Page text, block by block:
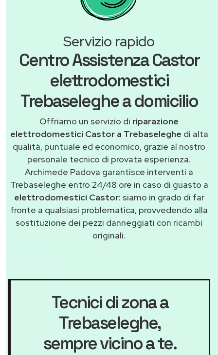
Servizio rapido
Centro Assistenza Castor
elettrodomestici
Trebaseleghe a domicilio
Offriamo un servizio di riparazione
elettrodomestici Castor a Trebaseleghe di alta
qualità, puntuale ed economico, grazie al nostro
personale tecnico di provata esperienza.
Archimede Padova garantisce interventi a
Trebaseleghe entro 24/48 ore in caso di guasto a
elettrodomestici Castor: siamo in grado di far
fronte a qualsiasi problematica, provvedendo alla
sostituzione dei pezzi danneggiati con ricambi
originali.
Tecnici di zona a
Trebaseleghe,
sempre vicino a te.